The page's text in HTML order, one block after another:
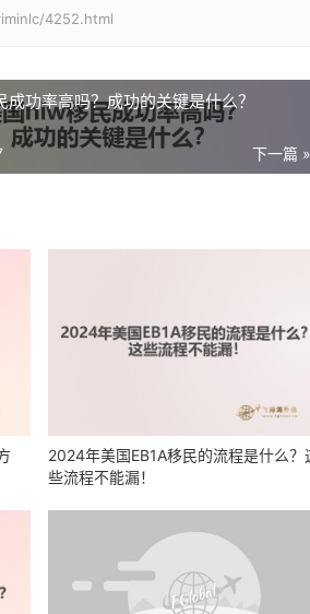
4252.html
功率高吗？成功的关键是什么？
下一篇 »
2024年美国EB1A移民的流程是什么？
些流程不能漏！